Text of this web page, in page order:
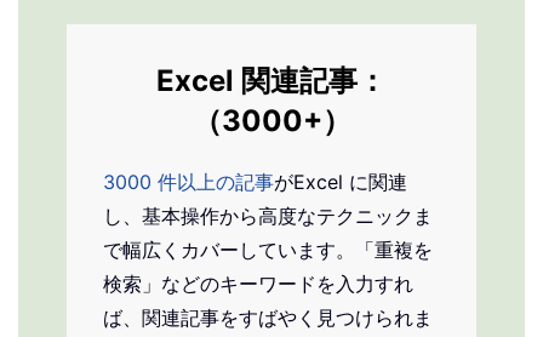
Excel 関連記事：
（3000+）
3000 件以上の記事がExcel に関連
し、基本操作から高度なテクニックま
で幅広くカバーしています。「重複を
検索」などのキーワードを入力すれ
ば、関連記事をすばやく見つけられま